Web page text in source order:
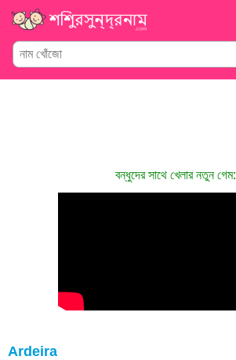
বন্ধুদের সাথে খেলার নতুন গেম:
Ardeira